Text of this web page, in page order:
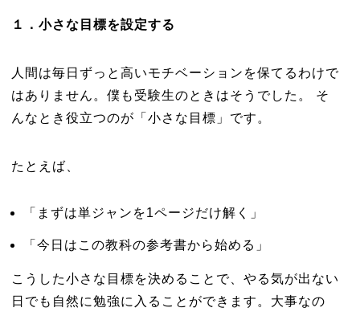
１．小さな目標を設定する
人間は毎日ずっと高いモチベーションを保てるわけで
はありません。僕も受験生のときはそうでした。 そ
んなとき役立つのが「小さな目標」です。
たとえば、
「まずは単ジャンを1ページだけ解く」
「今日はこの教科の参考書から始める」
こうした小さな目標を決めることで、やる気が出ない
日でも自然に勉強に入ることができます。大事なの